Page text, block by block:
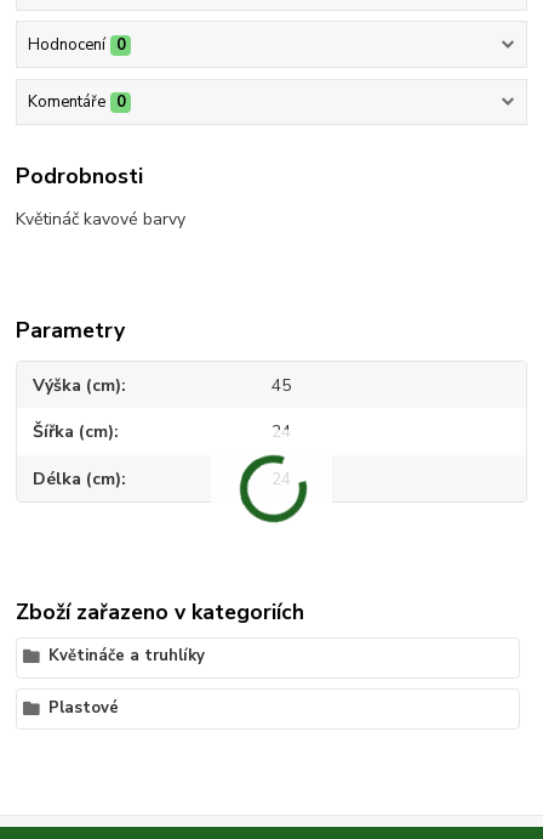
Hodnocení 0
Komentáře 0
Podrobnosti
Květináč kavové barvy
Parametry
Výška (cm) 45
Šířka (cm) 24
Délka (cm) 24
Zboží zařazeno v kategoriích
Květináče a truhlíky
Plastové